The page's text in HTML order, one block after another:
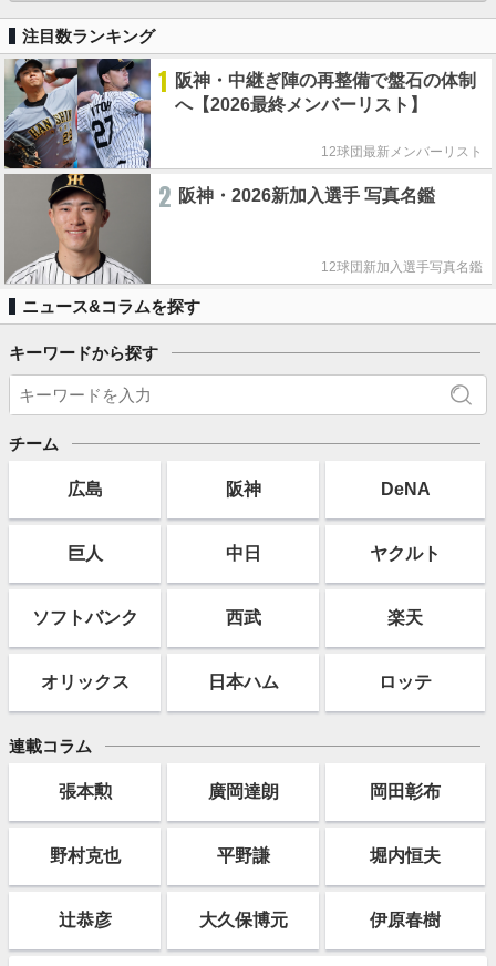
注目数ランキング
1 阪神・中継ぎ陣の再整備で盤石の体制
へ【2026最終メンバーリスト】
12球団最新メンバーリスト
2 阪神・2026新加入選手 写真名鑑
12球団新加入選手写真名鑑
ニュース&コラムを探す
キーワードから探す
チーム
広島 阪神 DeNA
巨人 中日 ヤクルト
ソフトバンク 西武 楽天
オリックス 日本ハム ロッテ
連載コラム
張本勲 廣岡達朗 岡田彰布
野村克也 平野謙 堀内恒夫
辻恭彦 大久保博元 伊原春樹